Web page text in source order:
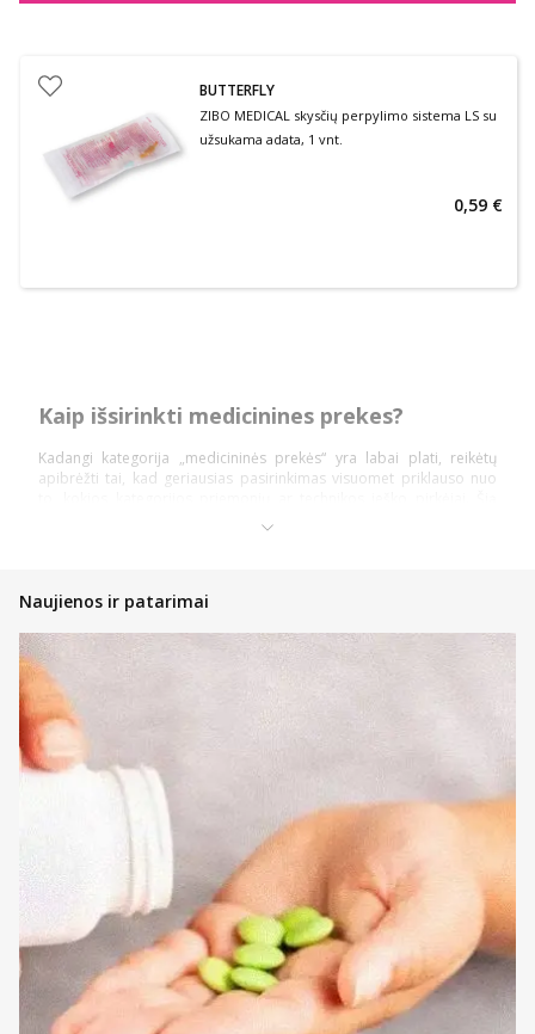
BUTTERFLY
ZIBO MEDICAL skysčių perpylimo sistema LS su
užsukama adata, 1 vnt.
0,59 €
Kaip išsirinkti medicinines prekes?
Kadangi kategorija „medicininės prekės“ yra labai plati, reikėtų
apibrėžti tai, kad geriausias pasirinkimas visuomet priklauso nuo
Pasidalinsime bendromis įžvalgomis, ką vertėtų žinoti kiekvienam
pirkėjui, nusprendusiam pirkti internetinėje vaistinėje, kad įsigytų
priemonių ir technikos nauda būtų pati didžiausia!
Atsidarykite prekės puslapyje ir perskaitykite aprašymą,
instrukcijas bei kitą aktualią informaciją;
Jeigu prekė patiko, tačiau norite dar pasidairyti po prekių
sugrįžti vėliau;
Nedvejokite konsultuotis su internetinės vaistinės komanda,
kad gautumėte profesionalų patarimą bet kuriuo klausimu;
Jeigu tai – ne vaistiniai preparatai, galite atkreipti dėmesį į
informaciją prie kainos – gali būti taikoma akcija su lojalumo
kortele arba visiems pirkėjams ir techniką ar priemones
įsigysite pigiau nei įprastai.
Renkantis medicinines priemones, svarbu atkreipti dėmesį į visą
prieinamą informaciją. Kadangi renkatės prekes ir produktus
sveikatos ar medicininei priežiūrai, būtina jausti užtikrintumą dėl to,
kad išsirinkote tai, ko reikia. Daugybė preparatų ar priemonių
parduodami skirtingais kiekiais, tad nedvejokite pasidairyti po
katalogą ieškodami labiausiai poreikį atitinkančio kiekio.
Naujienos ir patarimai